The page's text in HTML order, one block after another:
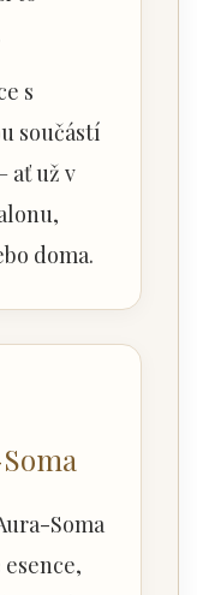
s
součástí
ať už v
doma.
Soma